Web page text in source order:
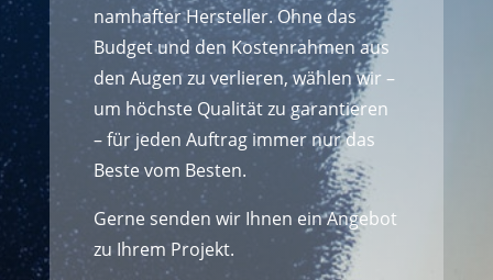
namhafter Hersteller. Ohne das
Budget und den Kostenrahmen aus
den Augen zu verlieren, wählen wir –
um höchste Qualität zu garantieren
– für jeden Auftrag immer nur das
Beste vom Besten.
Gerne senden wir Ihnen ein Angebot
zu Ihrem Projekt.